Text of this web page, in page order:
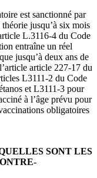
est sanctionné par
jusqu’à six mois
L.3116-4 du Code
entraîne un réel
jusqu’à deux ans de
article 227-17 du
L3111-2 du Code
et L3111-3 pour
à l’âge prévu pour
obligatoires
SONT LES